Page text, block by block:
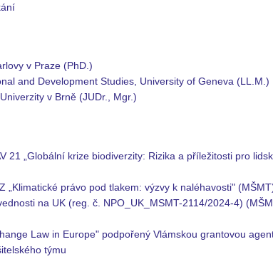
v Praze (PhD.)
and Development Studies, University of Geneva (LL.M.)
v Brně (JUDr., Mgr.)
21 „Globální krize biodiverzity: Rizika a příležitosti pro
„Klimatické právo pod tlakem: výzvy k naléhavosti"
na UK (reg. č. NPO_UK_MSMT-2114/2024-4)
Law in Europe" podpořený Vlámskou grantovou
týmu